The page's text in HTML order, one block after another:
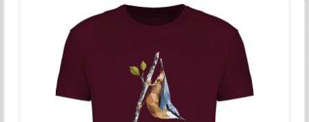
múltiples
variantes.
opciones
se
pueden
elegir